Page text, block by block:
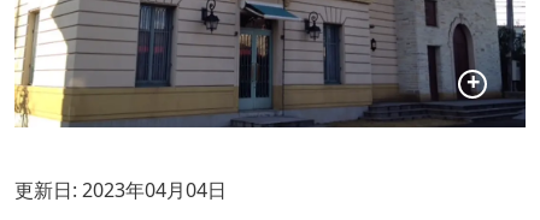
更新日: 2023年04月04日